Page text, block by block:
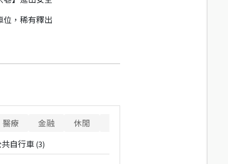
位，稀有釋出
醫療 金融 休閒
自行車(3)